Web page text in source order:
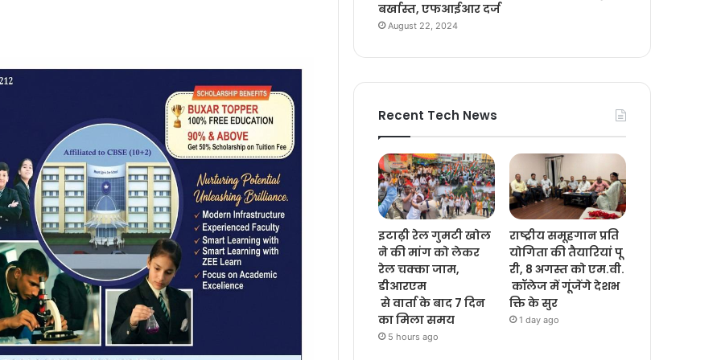
बर्खास्त, एफआईआर दर्ज
August 22, 2024
Recent Tech News
इटाढ़ी रेल गुमटी खोल
ने की मांग को लेकर
रेल चक्का जाम,
डीआरएम
से वार्ता के बाद 7 दिन
का मिला समय
5 hours ago
राष्ट्रीय समूहगान प्रति
योगिता की तैयारियां पू
री, 8 अगस्त को एम.वी.
कॉलेज में गूंजेंगे देशभ
क्ति के सुर
1 day ago